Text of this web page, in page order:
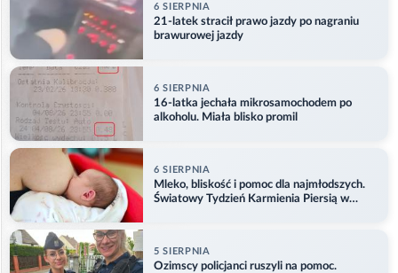
6 SIERPNIA
21-latek stracił prawo jazdy po nagraniu
brawurowej jazdy
6 SIERPNIA
16-latka jechała mikrosamochodem po
alkoholu. Miała blisko promil
6 SIERPNIA
Mleko, bliskość i pomoc dla najmłodszych.
Światowy Tydzień Karmienia Piersią w
5 SIERPNIA
Ozimscy policjanci ruszyli na pomoc.